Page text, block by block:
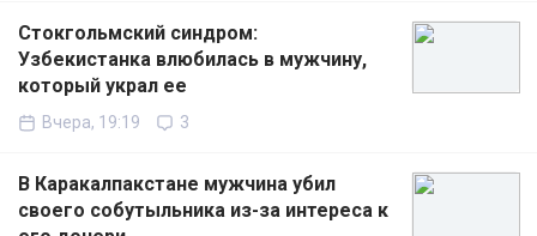
Стокгольмский синдром:
Узбекистанка влюбилась в мужчину,
который украл ее
Вчера, 19:19 3
В Каракалпакстане мужчина убил
своего собутыльника из-за интереса к